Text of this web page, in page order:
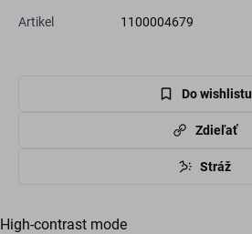
Artikel 1100004679
Do wishlistu
Zdieľať
Stráž
High-contrast mode